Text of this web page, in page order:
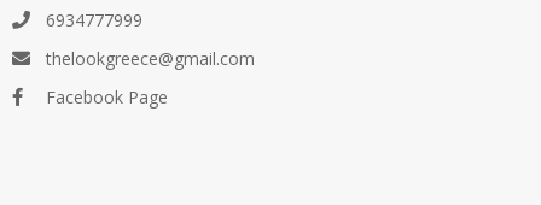
6934777999
thelookgreece@gmail.com
Facebook Page